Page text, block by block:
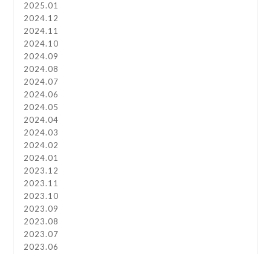
2025.01
2024.12
2024.11
2024.10
2024.09
2024.08
2024.07
2024.06
2024.05
2024.04
2024.03
2024.02
2024.01
2023.12
2023.11
2023.10
2023.09
2023.08
2023.07
2023.06